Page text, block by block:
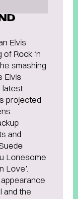
Elvis
Rock ‘n
smashing
Elvis
latest
projected
and
Lonesome
Love’.
and the